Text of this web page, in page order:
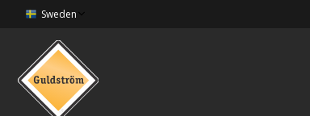
Sweden